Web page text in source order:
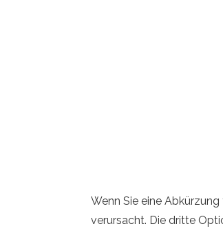
Wenn Sie eine
verursacht. Die dritte